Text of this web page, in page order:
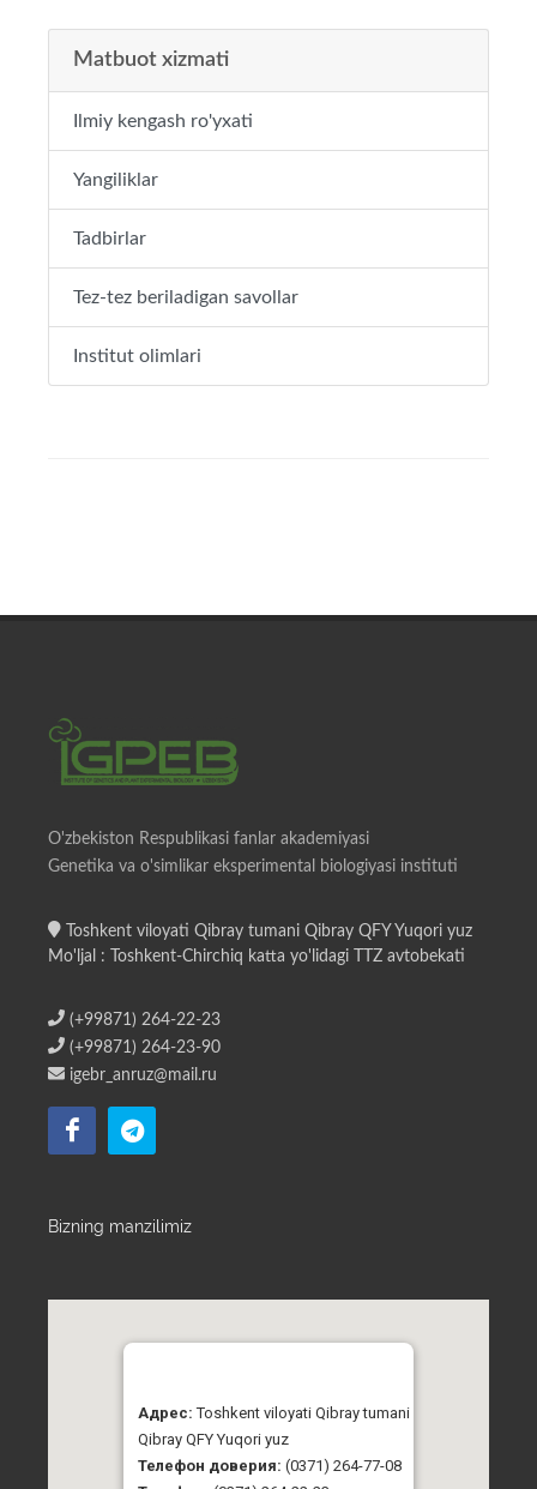
Matbuot xizmati
Ilmiy kengash ro'yxati
Yangiliklar
Tadbirlar
Tez-tez beriladigan savollar
Institut olimlari
O'zbekiston Respublikasi fanlar akademiyasi
Genetika va o'simlikar eksperimental biologiyasi instituti
Toshkent viloyati Qibray tumani Qibray QFY Yuqori yuz
Mo'ljal : Toshkent-Chirchiq katta yo'lidagi TTZ avtobekati
(+99871) 264-22-23
(+99871) 264-23-90
igebr_anruz@mail.ru
Bizning manzilimiz
Адрес:Toshkent viloyati Qibray tumani
Qibray QFY Yuqori yuz
Телефон доверия: (0371) 264-77-08